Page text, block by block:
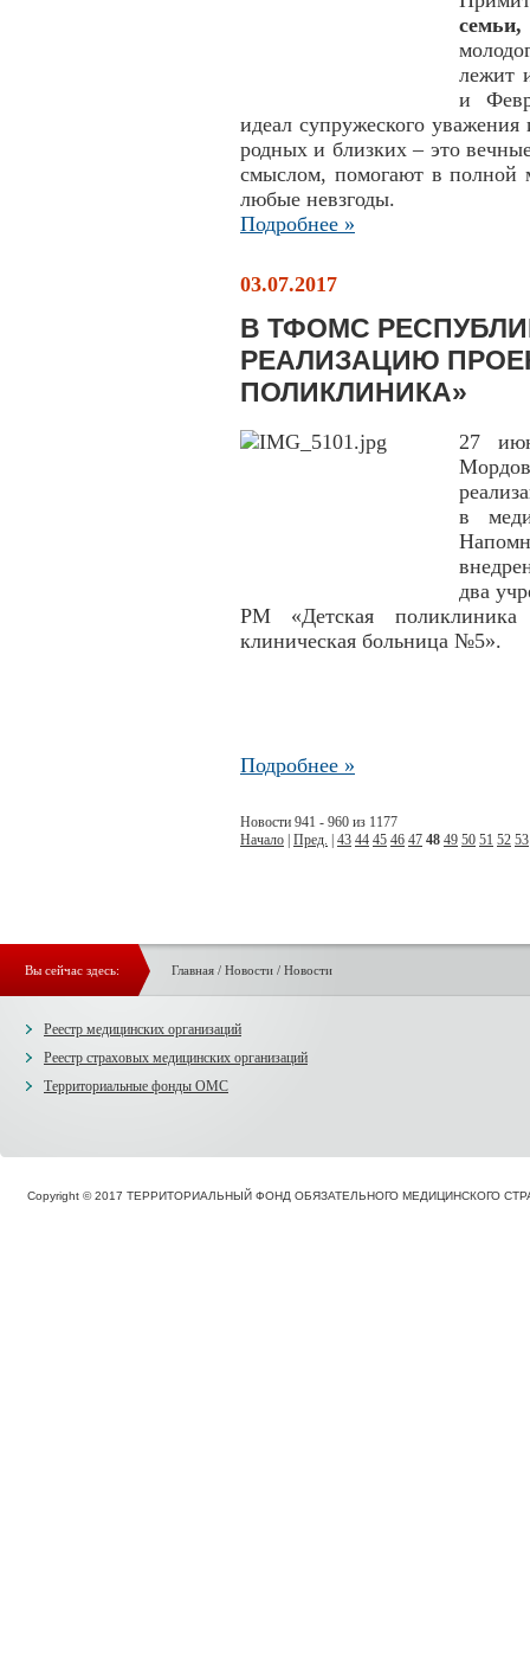
лежит
и
идеал супружеского
родных и близких – это
смыслом, помогают в полной
любые невзгоды.
Подробнее »
03.07.2017
В ТФОМС
РЕАЛИЗАЦИЮ
ПОЛИКЛИНИКА»
27
в
два
РМ «Детская
клиническая больница №5».
Подробнее »
Новости 941 - 960 из 1177
Начало Пред. 43 44 45 46 47 48 49 50 51 52 53
Вы сейчас здесь: Главная/ Новости / Новости
Реестр медицинских организаций
Реестр страховых медицинских организаций
Территориальные фонды ОМС
Copyright © 2017 ТЕРРИТОРИАЛЬНЫЙ ФОНД ОБЯЗАТЕЛЬНОГО МЕДИЦИНСКОГО